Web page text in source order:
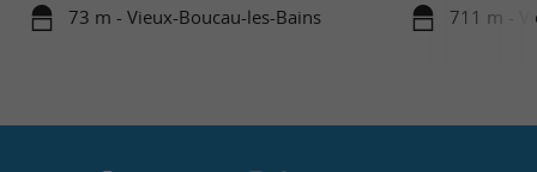
73 m - Vieux-Boucau-les-Bains 711 m -